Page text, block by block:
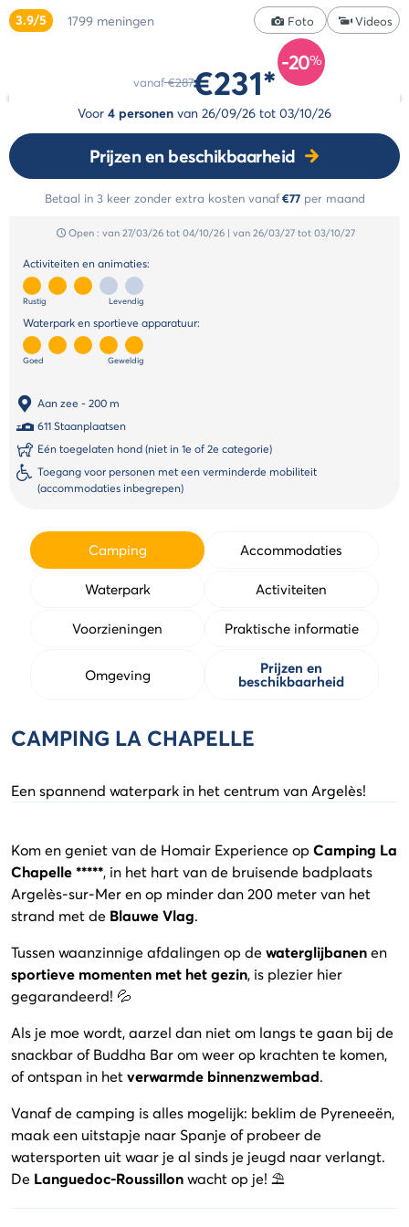
De
stijl
De
Select
Annuleringsverzekering
3.9/5 1799 meningen Foto Videos
vanaf€287
-20%
€231*
Voor 4 personen van 26/09/26 tot 03/10/26
Prijzen en beschikbaarheid
Betaal in 3 keer zonder extra kosten vanaf€77per maand
Open : van 27/03/26 tot 04/10/26| van 26/03/27 tot 03/10/27
Activiteiten en animaties:
Rustig Levendig
Waterpark en sportieve apparatuur:
Goed Geweldig
Aan zee - 200 m
611 Staanplaatsen
Eén toegelaten hond (niet in 1e of 2e categorie)
Toegang voor personen met een verminderde mobiliteit
(accommodaties inbegrepen)
Camping Accommodaties
Waterpark Activiteiten
Voorzieningen Praktische informatie
Omgeving Prijzen en
beschikbaarheid
CAMPING LA CHAPELLE
Een spannend waterpark in het centrum van Argelès!
Kom en geniet van de Homair Experience op Camping La
Chapelle *****, in het hart van de bruisende badplaats
Argelès-sur-Mer en op minder dan 200 meter van het
strand met de Blauwe Vlag.
Tussen waanzinnige afdalingenop de waterglijbanenen
sportieve momenten met het gezin, is plezier hier
gegarandeerd! 💦
Als je moe wordt, aarzel dan niet om langs te gaan bij de
snackbar of Buddha Bar om weer op krachten te komen,
of ontspan in hetverwarmde binnenzwembad.
Vanaf de camping is alles mogelijk: beklim de Pyreneeën,
maak een uitstapje naar Spanje of probeer de
watersporten uit waar je al sinds je jeugd naar verlangt.
De Languedoc-Roussillonwacht op je! ⛱